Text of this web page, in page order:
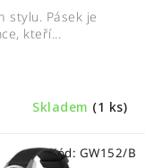
Skladem (1 ks)
stylu. Pásek je
kteří...
Kód: GW152/B